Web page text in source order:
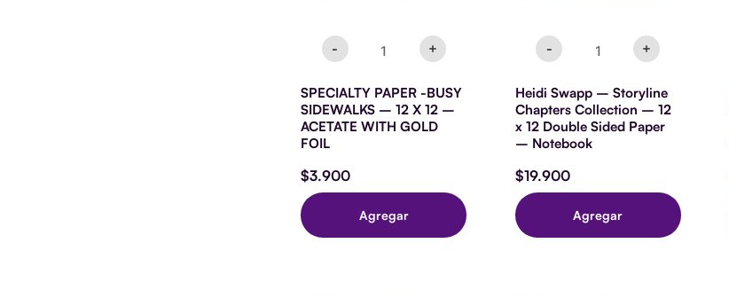
-
FOIL
cantidad
+
SPECIALTY PAPER -BUSY
SIDEWALKS – 12 X 12 –
ACETATE WITH GOLD
FOIL
$3.900
Agregar
-
-
Notebook
+
Heidi Swapp – Storyline
Chapters Collection – 12
x 12 Double Sided Paper
– Notebook
$19.900
Agregar